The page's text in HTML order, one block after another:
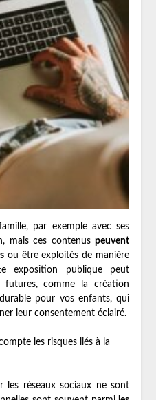
par exemple avec ses
mais ces contenuspeuvent
ou être exploités de manière
exposition publique peut
futures, comme la création
pour vos enfants, qui
leur consentement éclairé.
les risques liés à la
les réseaux sociaux ne sont